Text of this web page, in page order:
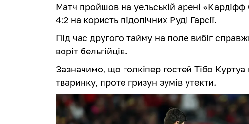
Матч пройшов на уельській арені «Кардіфф
4:2 на користь підопічних Руді Гарсії.
Під час другого тайму на поле вибіг
воріт бельгійців.
Зазначимо, що голкіпер гостей Тібо
тваринку, проте гризун зумів утекти.